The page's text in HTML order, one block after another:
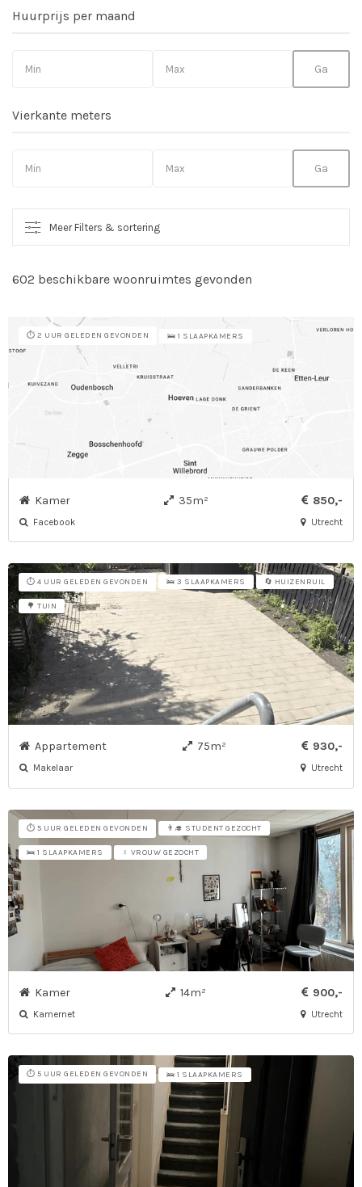
Huurprijs per maand
Vierkante meters
Meer Filters & sortering
602 beschikbare woonruimtes gevonden
⏱️ 2 UUR GELEDEN GEVONDEN 🛌 1 SLAAPKAMERS
Kamer 35m² 850,-
Facebook Utrecht
⏱️ 4 UUR GELEDEN GEVONDEN 🛌 3 SLAAPKAMERS 🔄 HUIZENRUIL
🌳 TUIN
Appartement 75m² 930,-
Makelaar Utrecht
⏱️ 5 UUR GELEDEN GEVONDEN 👨‍🎓 STUDENT GEZOCHT
🛌 1 SLAAPKAMERS ♀ VROUW GEZOCHT
Kamer 14m² 900,-
Kamernet Utrecht
⏱️ 5 UUR GELEDEN GEVONDEN 🛌 1 SLAAPKAMERS